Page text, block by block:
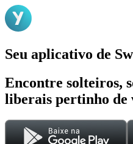
Seu aplicativo de
Encontre solteiros,
liberais pertinho de